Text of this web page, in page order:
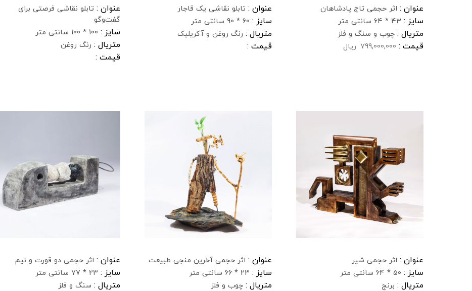
عنوان : اثر حجمی تاج پادشاهان
سایز : 43 * 64 سانتی متر
متریال : چوب و سنگ و فلز
قیمت : 799,000,000 ریال
عنوان : تابلو نقاشی یک قاجار
سایز : 60 * 90 سانتی متر
متریال : رنگ روغن و آکریلیک
قیمت :
عنوان : تابلو نقاشی فرصتی برای
گفت‌وگو
سایز : 100 * 100 سانتی متر
متریال : رنگ روغن
قیمت :
عنوان : اثر حجمی شیر
سایز : 50 * 64 سانتی متر
متریال : برنج
عنوان : اثر حجمی آخرین منجی طبیعت
سایز : 23 * 66 سانتی متر
متریال : چوب و فلز
عنوان : اثر حجمی دو قورت و نیم
سایز : 23 * 77 سانتی متر
متریال : سنگ و فلز